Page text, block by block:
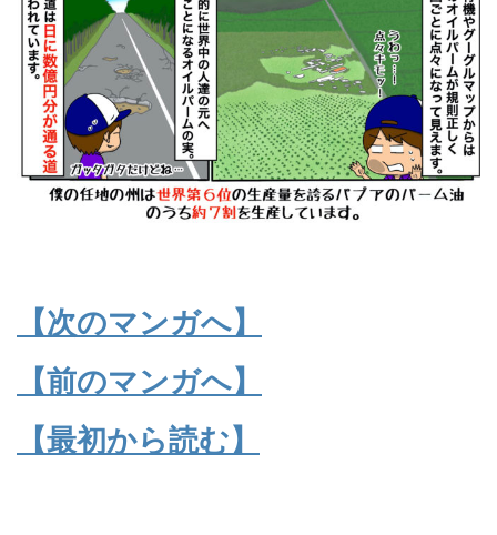
【次のマンガへ】
【前のマンガへ】
【最初から読む】